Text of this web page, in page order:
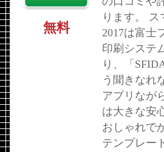
ります。
2017は富士
印刷システ
り、「
う聞きなれ
アプリなが
は大きな安
おしゃれで
テンプレー
無料